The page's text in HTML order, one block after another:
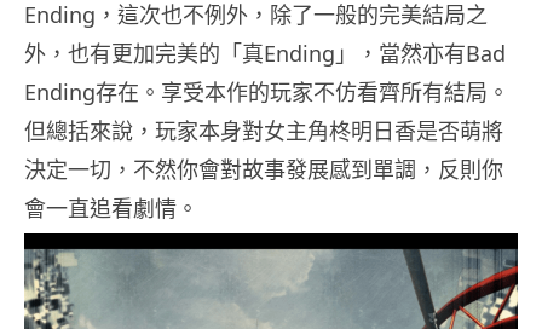
Ending，這次也不例外，除了一般的完美結局之
外，也有更加完美的「真Ending」，當然亦有Bad
Ending存在。享受本作的玩家不仿看齊所有結局。
但總括來說，玩家本身對女主角柊明日香是否萌將
決定一切，不然你會對故事發展感到單調，反則你
會一直追看劇情。